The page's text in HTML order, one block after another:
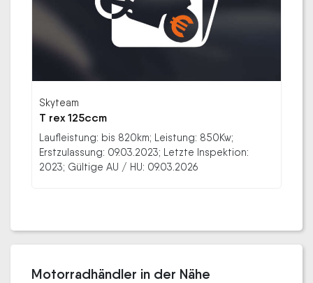
Skyteam
T rex 125ccm
Laufleistung: bis 820km; Leistung: 850Kw;
Erstzulassung: 09.03.2023; Letzte Inspektion:
2023; Gültige AU / HU: 09.03.2026
Motorradhändler in der Nähe